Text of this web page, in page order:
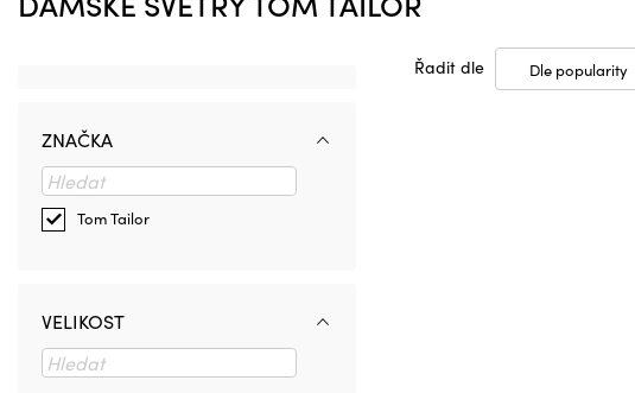
Řadit dle Dle popularity
ZNAČKA
Tom Tailor
VELIKOST